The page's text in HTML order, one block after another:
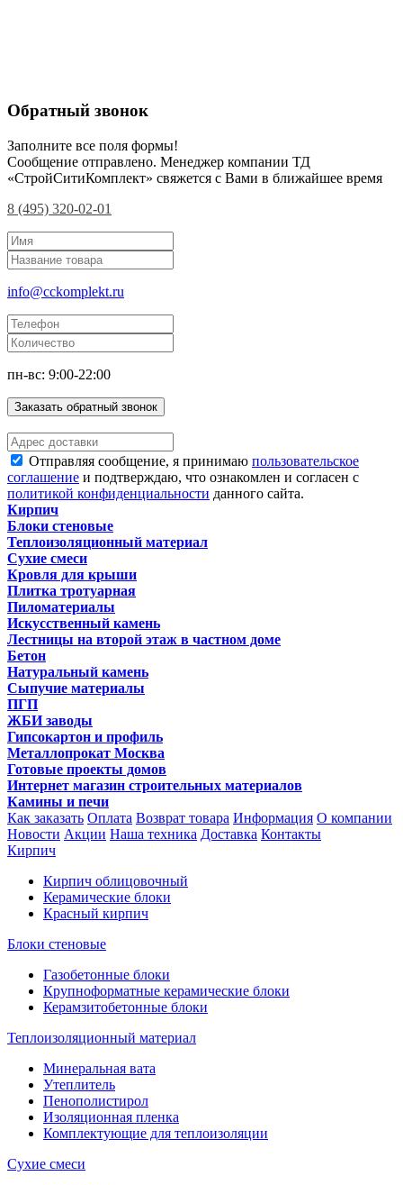
Обратный звонок
Заполните все поля формы!
Сообщение отправлено. Менеджер компании ТД
«СтройСитиКомплект» свяжется с Вами в ближайшее время
8 (495) 320-02-01
info@cckomplekt.ru
пн-вс: 9:00-22:00
Заказать обратный звонок
Отправляя сообщение, я принимаю пользовательское
соглашение и подтверждаю, что ознакомлен и согласен с
политикой конфиденциальности данного сайта.
Кирпич
Блоки стеновые
Теплоизоляционный материал
Сухие смеси
Кровля для крыши
Плитка тротуарная
Пиломатериалы
Искусственный камень
Лестницы на второй этаж в частном доме
Бетон
Натуральный камень
Сыпучие материалы
ПГП
ЖБИ заводы
Гипсокартон и профиль
Металлопрокат Москва
Готовые проекты домов
Интернет магазин строительных материалов
Камины и печи
Как заказать Оплата Возврат товара Информация О компании
Новости Акции Наша техника Доставка Контакты
Кирпич
Кирпич облицовочный
Керамические блоки
Красный кирпич
Блоки стеновые
Газобетонные блоки
Крупноформатные керамические блоки
Керамзитобетонные блоки
Теплоизоляционный материал
Минеральная вата
Утеплитель
Пенополистирол
Изоляционная пленка
Комплектующие для теплоизоляции
Сухие смеси